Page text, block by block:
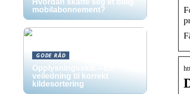
Hvordan skaffe seg et billig
mobilabonnement?
GODE RÅD
Opplysningsskilt – En
veiledning til korrekt
kildesortering